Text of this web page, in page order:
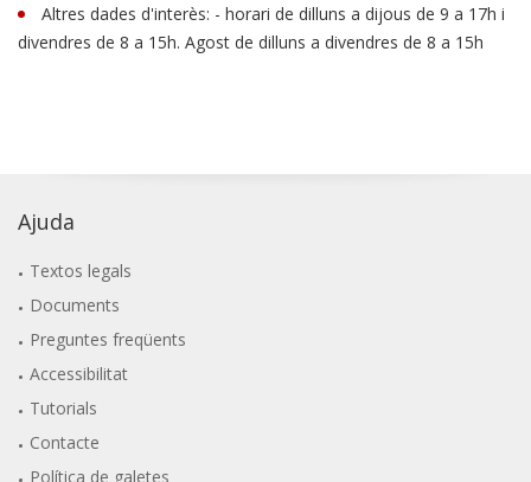
Altres dades d'interès: - horari de dilluns a dijous de 9 a 17h i
divendres de 8 a 15h. Agost de dilluns a divendres de 8 a 15h
Ajuda
Textos legals
Documents
Preguntes freqüents
Accessibilitat
Tutorials
Contacte
Política de galetes